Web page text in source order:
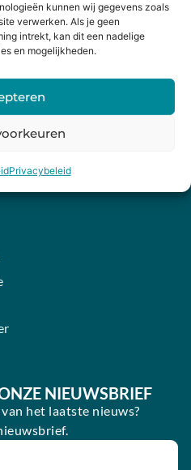
kunnen wij gegevens zoals
verwerken. Als je geen
intrekt, kan dit een nadelige
en mogelijkheden.
Privacybeleid
maken
NIEUWSBRIEF
het laatste nieuws?